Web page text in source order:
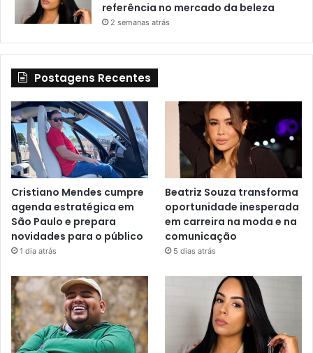
referência no mercado da beleza
2 semanas atrás
Postagens Recentes
Cristiano Mendes cumpre
agenda estratégica em
São Paulo e prepara
novidades para o público
1 dia atrás
Beatriz Souza transforma
oportunidade inesperada
em carreira na moda e na
comunicação
5 dias atrás